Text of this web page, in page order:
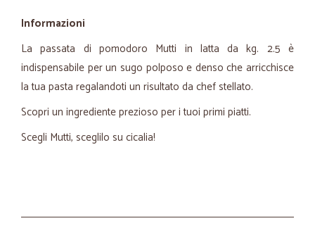
Informazioni
La passata di pomodoro Mutti in latta da kg. 2.5 è
indispensabile per un sugo polposo e denso che arricchisce
la tua pasta regalandoti un risultato da chef stellato.
Scopri un ingrediente prezioso per i tuoi primi piatti.
Scegli Mutti, sceglilo su cicalia!